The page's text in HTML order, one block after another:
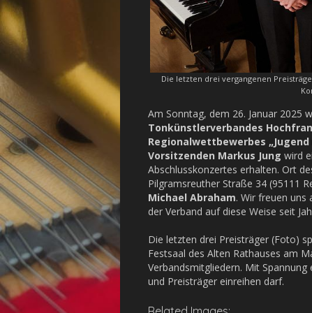
Die letzten drei vergangenen
Am Sonntag, dem 26. Januar 2025
Tonkünstlerverbandes
Regionalwettbewerbes
Vorsitzenden Markus Jung wird
Abschlusskonzertes erhalten. Ort
Pilgramsreuther Straße 34 (95111
Michael Abraham. Wir freuen uns
der Verband auf diese Weise seit
Die letzten drei Preisträger (Foto)
Festsaal des Alten Rathauses am
Verbandsmitgliedern. Mit
und Preisträger einreihen darf.